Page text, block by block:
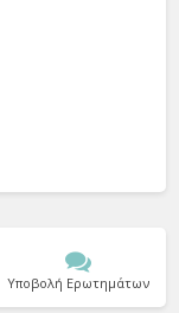
Υποβολή Ερωτημάτων